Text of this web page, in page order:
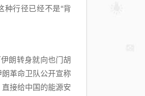
行径已经不是“背
朗转身就向也门胡
革命卫队公开宣称
接给中国的能源安